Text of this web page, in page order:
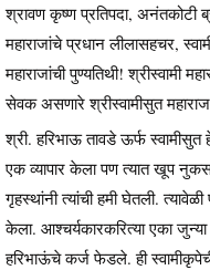
श्रावण कृष्ण प्रतिपदा, अनंतकोटी
महाराजांचे प्रधान लीलासहचर,
महाराजांची पुण्यतिथी! श्रीस्वामी
सेवक असणारे श्रीस्वामीसुत महाराज
श्री. हरिभाऊ तावडे ऊर्फ स्वामीसुत
एक व्यापार केला पण त्यात खूप
गृहस्थांनी त्यांची हमी घेतली.
केला. आश्चर्यकारकरित्या एका
हरिभाऊंचे कर्ज फेडले. ही